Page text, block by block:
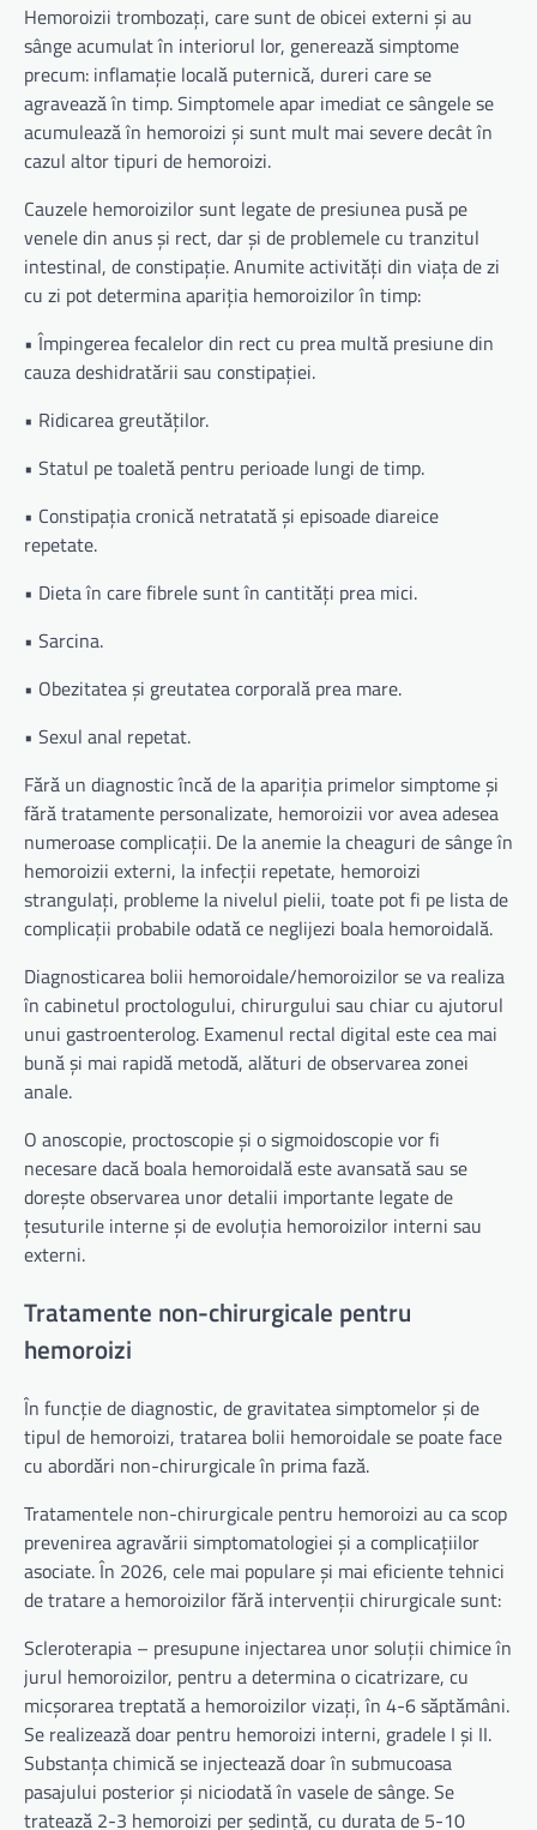
Hemoroizii trombozați, care sunt de obicei externi și au
sânge acumulat în interiorul lor, generează simptome
precum: inflamație locală puternică, dureri care se
agravează în timp. Simptomele apar imediat ce sângele se
acumulează în hemoroizi și sunt mult mai severe decât în
cazul altor tipuri de hemoroizi.
Cauzele hemoroizilor sunt legate de presiunea pusă pe
venele din anus și rect, dar și de problemele cu tranzitul
intestinal, de constipație. Anumite activități din viața de zi
cu zi pot determina apariția hemoroizilor în timp:
• Împingerea fecalelor din rect cu prea multă presiune din
cauza deshidratării sau constipației.
• Ridicarea greutăților.
• Statul pe toaletă pentru perioade lungi de timp.
• Constipația cronică netratată și episoade diareice
repetate.
• Dieta în care fibrele sunt în cantități prea mici.
• Sarcina.
• Obezitatea și greutatea corporală prea mare.
• Sexul anal repetat.
Fără un diagnostic încă de la apariția primelor simptome și
fără tratamente personalizate, hemoroizii vor avea adesea
numeroase complicații. De la anemie la cheaguri de sânge în
hemoroizii externi, la infecții repetate, hemoroizi
strangulați, probleme la nivelul pielii, toate pot fi pe lista de
complicații probabile odată ce neglijezi boala hemoroidală.
Diagnosticarea bolii hemoroidale/hemoroizilor se va realiza
în cabinetul proctologului, chirurgului sau chiar cu ajutorul
unui gastroenterolog. Examenul rectal digital este cea mai
bună și mai rapidă metodă, alături de observarea zonei
anale.
O anoscopie, proctoscopie și o sigmoidoscopie vor fi
necesare dacă boala hemoroidală este avansată sau se
dorește observarea unor detalii importante legate de
țesuturile interne și de evoluția hemoroizilor interni sau
externi.
Tratamente non-chirurgicale pentru
hemoroizi
În funcție de diagnostic, de gravitatea simptomelor și de
tipul de hemoroizi, tratarea bolii hemoroidale se poate face
cu abordări non-chirurgicale în prima fază.
Tratamentele non-chirurgicale pentru hemoroizi au ca scop
prevenirea agravării simptomatologiei și a complicațiilor
asociate. În 2026, cele mai populare și mai eficiente tehnici
de tratare a hemoroizilor fără intervenții chirurgicale sunt:
Scleroterapia – presupune injectarea unor soluții chimice în
jurul hemoroizilor, pentru a determina o cicatrizare, cu
micșorarea treptată a hemoroizilor vizați, în 4-6 săptămâni.
Se realizează doar pentru hemoroizi interni, gradele I și II.
Substanța chimică se injectează doar în submucoasa
pasajului posterior și niciodată în vasele de sânge. Se
tratează 2-3 hemoroizi per ședință, cu durata de 5-10